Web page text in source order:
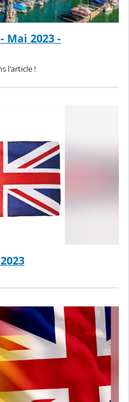
Mai 2023 -
l'article !